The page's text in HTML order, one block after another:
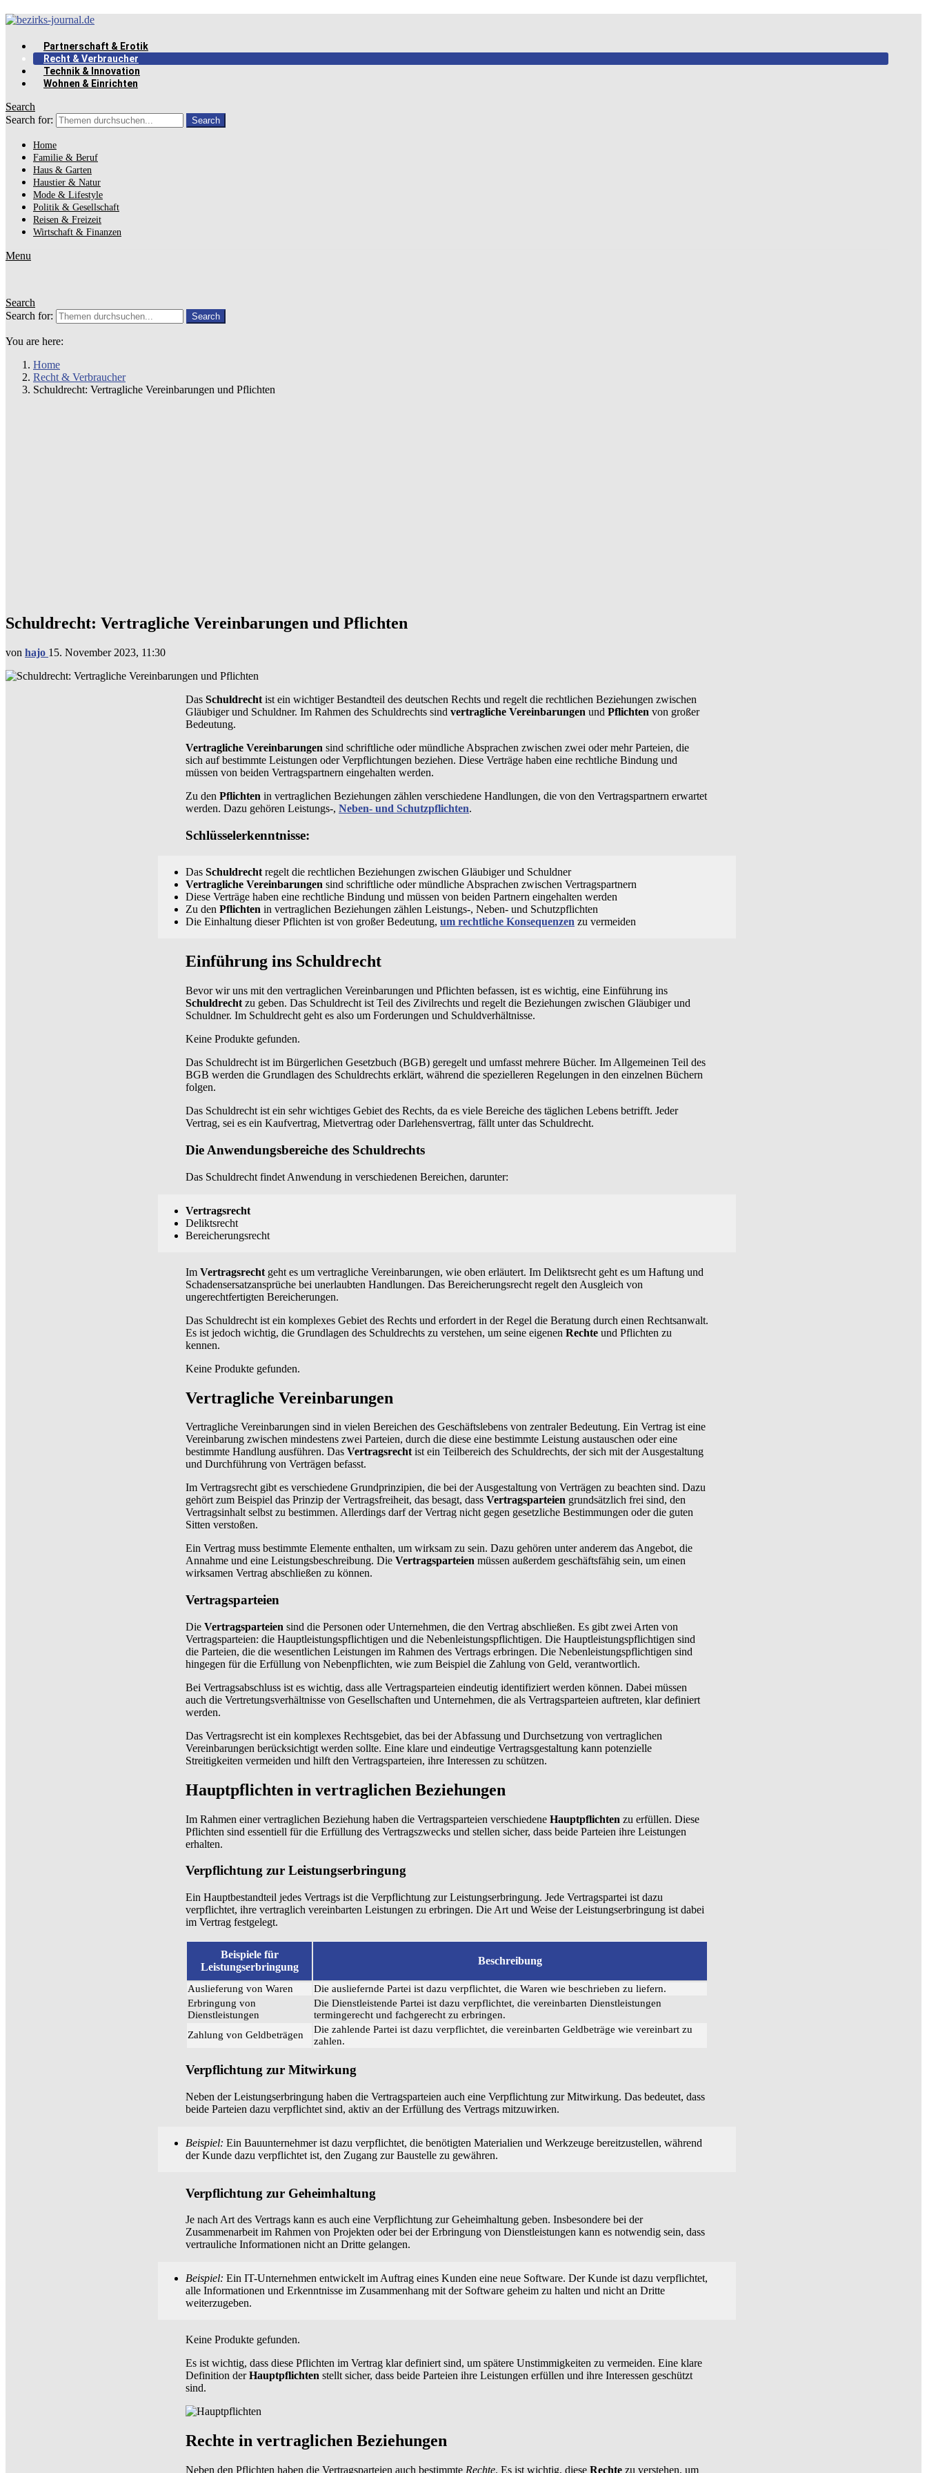
Partnerschaft & Erotik
Recht & Verbraucher
Technik & Innovation
Wohnen & Einrichten
Search
Search for:
Search
Home
Familie & Beruf
Haus & Garten
Haustier & Natur
Mode & Lifestyle
Politik & Gesellschaft
Reisen & Freizeit
Wirtschaft & Finanzen
Menu
Search
Search for:
Search
You are here:
Home
Recht & Verbraucher
Schuldrecht: Vertragliche Vereinbarungen und Pflichten
Schuldrecht: Vertragliche Vereinbarungen und Pflichten
von hajo 15. November 2023, 11:30
Das Schuldrecht ist ein wichtiger Bestandteil des deutschen Rechts und regelt die rechtlichen Beziehungen zwischen
Gläubiger und Schuldner. Im Rahmen des Schuldrechts sind vertragliche Vereinbarungen und Pflichten von großer
Bedeutung.
Vertragliche Vereinbarungen sind schriftliche oder mündliche Absprachen zwischen zwei oder mehr Parteien, die
sich auf bestimmte Leistungen oder Verpflichtungen beziehen. Diese Verträge haben eine rechtliche Bindung und
müssen von beiden Vertragspartnern eingehalten werden.
Zu den Pflichten in vertraglichen Beziehungen zählen verschiedene Handlungen, die von den Vertragspartnern erwartet
werden. Dazu gehören Leistungs-, Neben- und Schutzpflichten.
Schlüsselerkenntnisse:
Das Schuldrecht regelt die rechtlichen Beziehungen zwischen Gläubiger und Schuldner
Vertragliche Vereinbarungen sind schriftliche oder mündliche Absprachen zwischen Vertragspartnern
Diese Verträge haben eine rechtliche Bindung und müssen von beiden Partnern eingehalten werden
Zu den Pflichten in vertraglichen Beziehungen zählen Leistungs-, Neben- und Schutzpflichten
Die Einhaltung dieser Pflichten ist von großer Bedeutung, um rechtliche Konsequenzen zu vermeiden
Einführung ins Schuldrecht
Bevor wir uns mit den vertraglichen Vereinbarungen und Pflichten befassen, ist es wichtig, eine Einführung ins
Schuldrecht zu geben. Das Schuldrecht ist Teil des Zivilrechts und regelt die Beziehungen zwischen Gläubiger und
Schuldner. Im Schuldrecht geht es also um Forderungen und Schuldverhältnisse.
Keine Produkte gefunden.
Das Schuldrecht ist im Bürgerlichen Gesetzbuch (BGB) geregelt und umfasst mehrere Bücher. Im Allgemeinen Teil des
BGB werden die Grundlagen des Schuldrechts erklärt, während die spezielleren Regelungen in den einzelnen Büchern
folgen.
Das Schuldrecht ist ein sehr wichtiges Gebiet des Rechts, da es viele Bereiche des täglichen Lebens betrifft. Jeder
Vertrag, sei es ein Kaufvertrag, Mietvertrag oder Darlehensvertrag, fällt unter das Schuldrecht.
Die Anwendungsbereiche des Schuldrechts
Das Schuldrecht findet Anwendung in verschiedenen Bereichen, darunter:
Vertragsrecht
Deliktsrecht
Bereicherungsrecht
Im Vertragsrecht geht es um vertragliche Vereinbarungen, wie oben erläutert. Im Deliktsrecht geht es um Haftung und
Schadensersatzansprüche bei unerlaubten Handlungen. Das Bereicherungsrecht regelt den Ausgleich von
ungerechtfertigten Bereicherungen.
Das Schuldrecht ist ein komplexes Gebiet des Rechts und erfordert in der Regel die Beratung durch einen Rechtsanwalt.
Es ist jedoch wichtig, die Grundlagen des Schuldrechts zu verstehen, um seine eigenen Rechte und Pflichten zu
kennen.
Keine Produkte gefunden.
Vertragliche Vereinbarungen
Vertragliche Vereinbarungen sind in vielen Bereichen des Geschäftslebens von zentraler Bedeutung. Ein Vertrag ist eine
Vereinbarung zwischen mindestens zwei Parteien, durch die diese eine bestimmte Leistung austauschen oder eine
bestimmte Handlung ausführen. Das Vertragsrechtist ein Teilbereich des Schuldrechts, der sich mit der Ausgestaltung
und Durchführung von Verträgen befasst.
Im Vertragsrecht gibt es verschiedene Grundprinzipien, die bei der Ausgestaltung von Verträgen zu beachten sind. Dazu
gehört zum Beispiel das Prinzip der Vertragsfreiheit, das besagt, dass Vertragsparteien grundsätzlich frei sind, den
Vertragsinhalt selbst zu bestimmen. Allerdings darf der Vertrag nicht gegen gesetzliche Bestimmungen oder die guten
Sitten verstoßen.
Ein Vertrag muss bestimmte Elemente enthalten, um wirksam zu sein. Dazu gehören unter anderem das Angebot, die
Annahme und eine Leistungsbeschreibung. Die Vertragsparteien müssen außerdem geschäftsfähig sein, um einen
wirksamen Vertrag abschließen zu können.
Vertragsparteien
Die Vertragsparteien sind die Personen oder Unternehmen, die den Vertrag abschließen. Es gibt zwei Arten von
Vertragsparteien: die Hauptleistungspflichtigen und die Nebenleistungspflichtigen. Die Hauptleistungspflichtigen sind
die Parteien, die die wesentlichen Leistungen im Rahmen des Vertrags erbringen. Die Nebenleistungspflichtigen sind
hingegen für die Erfüllung von Nebenpflichten, wie zum Beispiel die Zahlung von Geld, verantwortlich.
Bei Vertragsabschluss ist es wichtig, dass alle Vertragsparteien eindeutig identifiziert werden können. Dabei müssen
auch die Vertretungsverhältnisse von Gesellschaften und Unternehmen, die als Vertragsparteien auftreten, klar definiert
werden.
Das Vertragsrecht ist ein komplexes Rechtsgebiet, das bei der Abfassung und Durchsetzung von vertraglichen
Vereinbarungen berücksichtigt werden sollte. Eine klare und eindeutige Vertragsgestaltung kann potenzielle
Streitigkeiten vermeiden und hilft den Vertragsparteien, ihre Interessen zu schützen.
Hauptpflichten in vertraglichen Beziehungen
Im Rahmen einer vertraglichen Beziehung haben die Vertragsparteien verschiedene Hauptpflichten zu erfüllen. Diese
Pflichten sind essentiell für die Erfüllung des Vertragszwecks und stellen sicher, dass beide Parteien ihre Leistungen
erhalten.
Verpflichtung zur Leistungserbringung
Ein Hauptbestandteil jedes Vertrags ist die Verpflichtung zur Leistungserbringung. Jede Vertragspartei ist dazu
verpflichtet, ihre vertraglich vereinbarten Leistungen zu erbringen. Die Art und Weise der Leistungserbringung ist dabei
im Vertrag festgelegt.
Beispiele für
Leistungserbringung
Beschreibung
Auslieferung von Waren
Die ausliefernde Partei ist dazu verpflichtet, die Waren wie beschrieben zu liefern.
Erbringung von
Dienstleistungen
Die Dienstleistende Partei ist dazu verpflichtet, die vereinbarten Dienstleistungen
termingerecht und fachgerecht zu erbringen.
Zahlung von Geldbeträgen
Die zahlende Partei ist dazu verpflichtet, die vereinbarten Geldbeträge wie vereinbart zu
zahlen.
Verpflichtung zur Mitwirkung
Neben der Leistungserbringung haben die Vertragsparteien auch eine Verpflichtung zur Mitwirkung. Das bedeutet, dass
beide Parteien dazu verpflichtet sind, aktiv an der Erfüllung des Vertrags mitzuwirken.
Beispiel: Ein Bauunternehmer ist dazu verpflichtet, die benötigten Materialien und Werkzeuge bereitzustellen, während
der Kunde dazu verpflichtet ist, den Zugang zur Baustelle zu gewähren.
Verpflichtung zur Geheimhaltung
Je nach Art des Vertrags kann es auch eine Verpflichtung zur Geheimhaltung geben. Insbesondere bei der
Zusammenarbeit im Rahmen von Projekten oder bei der Erbringung von Dienstleistungen kann es notwendig sein, dass
vertrauliche Informationen nicht an Dritte gelangen.
Beispiel: Ein IT-Unternehmen entwickelt im Auftrag eines Kunden eine neue Software. Der Kunde ist dazu verpflichtet,
alle Informationen und Erkenntnisse im Zusammenhang mit der Software geheim zu halten und nicht an Dritte
weiterzugeben.
Keine Produkte gefunden.
Es ist wichtig, dass diese Pflichten im Vertrag klar definiert sind, um spätere Unstimmigkeiten zu vermeiden. Eine klare
Definition derHauptpflichten stellt sicher, dass beide Parteien ihre Leistungen erfüllen und ihre Interessen geschützt
sind.
Rechte in vertraglichen Beziehungen
Neben den Pflichten haben die Vertragsparteien auch bestimmte Rechte. Es ist wichtig, diese Rechte zu verstehen, um